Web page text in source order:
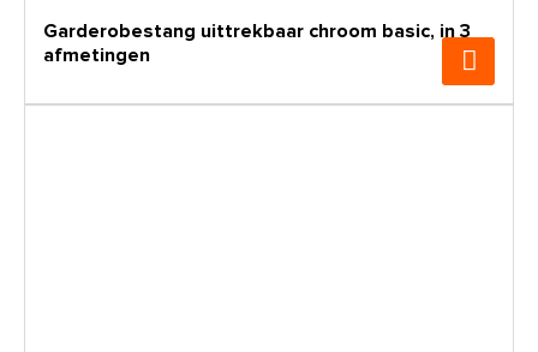
Garderobestang uittrekbaar chroom basic, in 3
afmetingen